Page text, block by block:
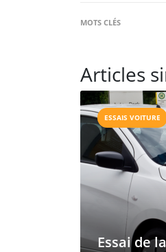
MOTS CLÉS
Articles
ESSAIS VOITURE
Essai de